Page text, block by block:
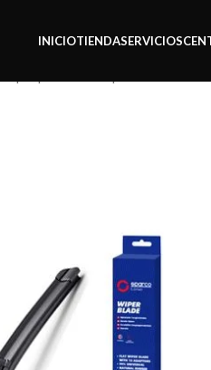
INICIOTIENDASERVICIOS